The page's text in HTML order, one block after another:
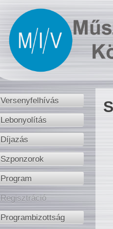
Versenyfelhívás
Lebonyolítás
Díjazás
Szponzorok
Program
Regisztráció
Programbizottság